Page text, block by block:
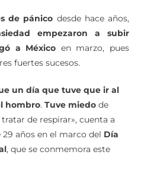
de pánicodesde hace años,
empezaron a subir
a Méxicoen marzo, pues
un día que tuve que ir al
hombro .Tuve miedode
de respirar», cuenta a
29 años en el marco delDía